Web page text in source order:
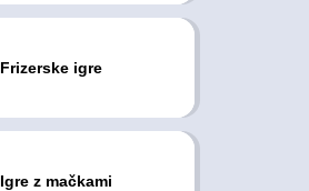
Frizerske igre
Igre z mačkami